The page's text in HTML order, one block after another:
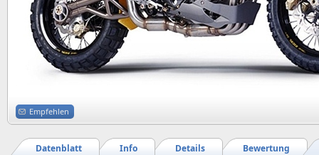
Empfehlen
Bewertung
Details
Info
Datenblatt